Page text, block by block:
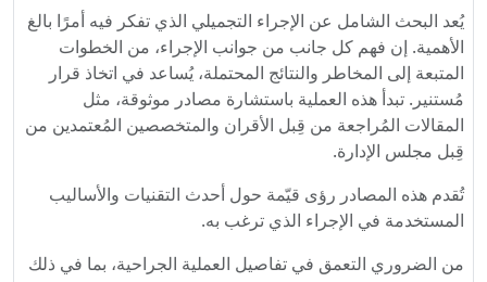
يُعد البحث الشامل عن الإجراء التجميلي الذي تفكر فيه أمرًا بالغ
الأهمية. إن فهم كل جانب من جوانب الإجراء، من الخطوات
المتبعة إلى المخاطر والنتائج المحتملة، يُساعد في اتخاذ قرار
مُستنير. تبدأ هذه العملية باستشارة مصادر موثوقة، مثل
المقالات المُراجعة من قِبل الأقران والمتخصصين المُعتمدين من
قِبل مجلس الإدارة.
تُقدم هذه المصادر رؤى قيّمة حول أحدث التقنيات والأساليب
المستخدمة في الإجراء الذي ترغب به.
من الضروري التعمق في تفاصيل العملية الجراحية، بما في ذلك